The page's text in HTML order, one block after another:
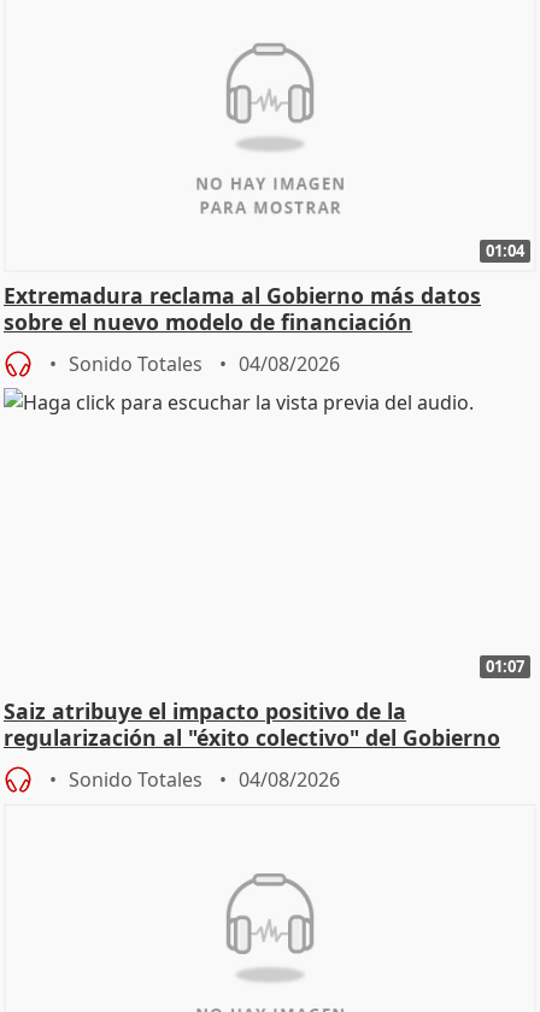
01:04
Extremadura reclama al Gobierno más datos
sobre el nuevo modelo de financiación
Sonido Totales 04/08/2026
01:07
Saiz atribuye el impacto positivo de la
regularización al "éxito colectivo" del Gobierno
Sonido Totales 04/08/2026